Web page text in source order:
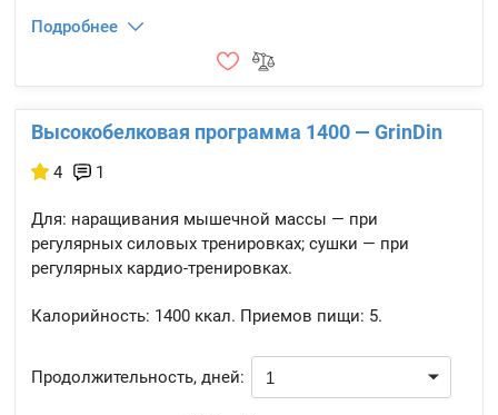
Подробнее
Высокобелковая программа 1400 — GrinDin
4 1
Для: наращивания мышечной массы — при
регулярных силовых тренировках; сушки — при
регулярных кардио-тренировках.
Калорийность: 1400 ккал. Приемов пищи: 5.
Продолжительность, дней: